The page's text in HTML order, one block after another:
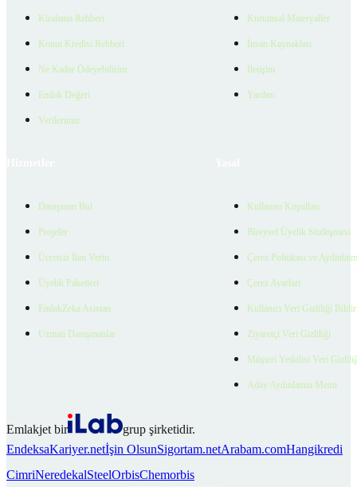
Kiralama Rehberi
Konut Kredisi Rehberi
Ne Kadar Ödeyebilirim
Emlak Değeri
Verilerimiz
Kurumsal Materyaller
İnsan Kaynakları
İletişim
Yardım
Danışman Bul
Projeler
Ücretsiz İlan Verin
Üyelik Paketleri
EmlakZeka Asistan
Uzman Danışmanlar
Kullanım Koşulları
Bireysel Üyelik Sözleşmesi
Çerez Politikası ve
Çerez Ayarları
Kullanıcı Veri Gizliliği
Ziyaretçi Veri Gizliliği
Müşteri Yetkilisi Veri
Aday Aydınlatma Metni
Emlakjet bir
grup şirketidir.
EndeksaKariyer.netİşin OlsunSigortam.netArabam.comHangikredi
CimriNeredekalSteelOrbisChemorbis